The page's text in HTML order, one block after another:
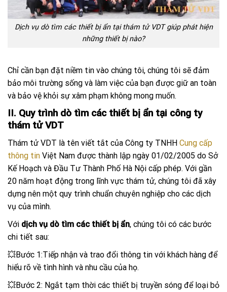
Dịch vụ dò tìm các thiết bị ẩn tại thám tử VDT giúp phát hiện
những thiết bị nào?
Chỉ cần bạn đặt niềm tin vào chúng tôi, chúng tôi sẽ đảm
bảo môi trường sống và làm việc của bạn được giữ an toàn
và bảo vệ khỏi sự xâm phạm không mong muốn.
II. Quy trình dò tìm các thiết bị ẩn tại công ty
thám tử VDT
Thám tử VDT là tên viết tắt của Công ty TNHH Cung cấp
thông tin Việt Nam được thành lập ngày 01/02/2005 do Sở
Kế Hoạch và Đầu Tư Thành Phố Hà Nội cấp phép. Với gần
20 năm hoạt động trong lĩnh vực thám tử, chúng tôi đã xây
dựng nên một quy trình chuẩn chuyên nghiệp cho các dịch
vụ của mình.
Với dịch vụ dò tìm các thiết bị ẩn, chúng tôi có các bước
chi tiết sau:
💥Bước 1:Tiếp nhận và trao đổi thông tin với khách hàng để
hiểu rõ về tình hình và nhu cầu của họ.
💥Bước 2: Ngắt tạm thời các thiết bị truyền sóng để loại bỏ